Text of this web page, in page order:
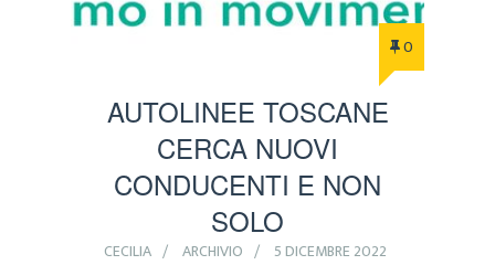
0
AUTOLINEE TOSCANE
CERCA NUOVI
CONDUCENTI E NON
SOLO
CECILIA ARCHIVIO 5 DICEMBRE 2022